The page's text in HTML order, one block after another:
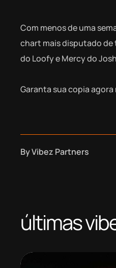
Com menos de uma
chart mais disputado de
do Loofy e Mercy do
Garanta sua copia
ByVibez Partners
últimas